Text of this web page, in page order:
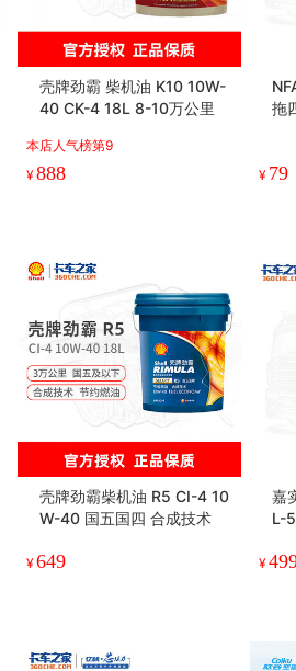
壳牌劲霸 柴机油 K10 10W-
40 CK-4 18L 8-10万公里
本店人气榜第9
¥888
拖
¥ 79
壳牌劲霸柴机油 R5 CI-4 10
W-40 国五国四 合成技术
¥649
嘉
L-
¥